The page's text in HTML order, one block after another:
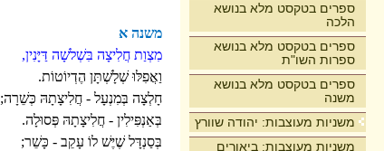
ספרים בטקסט מלא בנושא
הלכה
ספרים בטקסט מלא בנושא
ספרות השו"ת
ספרים בטקסט מלא בנושא
משנה
משניות מעוצבות: יהודה שוורץ
משניות מעוצבות: ביאורים
משנה א
מִצְוַת חֲלִיצָה בִּשְׁלשָׁה דַּיָּנִין,
וַאֲפִלּוּ שְׁלָשְׁתָּן הֶדְיוֹטוֹת.
חָלְצָה בְּמִנְעָל - חֲלִיצָתָהּ כְּשֵׁרָה;
בְּאַנְפִּילִין - חֲלִיצָתָהּ פְּסוּלָה.
בְּסַנְדָּל שֶׁיֶּשׁ לוֹ עָקֵב - כָּשֵׁר;